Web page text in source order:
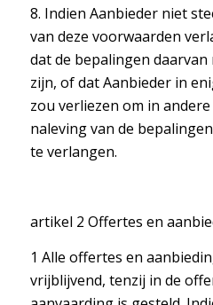
8. Indien Aanbieder niet
van deze voorwaarden
dat de bepalingen
zijn, of dat Aanbieder in
zou verliezen om in
naleving van de
te verlangen.
artikel 2 Offertes en
1 Alle offertes en
vrijblijvend, tenzij in de